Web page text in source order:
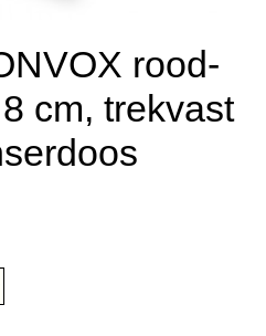
rood-
cm, trekvast